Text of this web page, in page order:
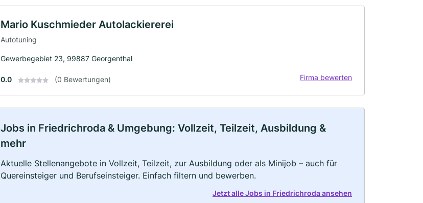
Mario Kuschmieder Autolackiererei
Autotuning
Gewerbegebiet 23, 99887 Georgenthal
0.0 (0 Bewertungen) Firma bewerten
Jobs in Friedrichroda & Umgebung: Vollzeit, Teilzeit, Ausbildung &
mehr
Aktuelle Stellenangebote in Vollzeit, Teilzeit, zur Ausbildung oder als Minijob – auch für
Quereinsteiger und Berufseinsteiger. Einfach filtern und bewerben.
Jetzt alle Jobs in Friedrichroda ansehen